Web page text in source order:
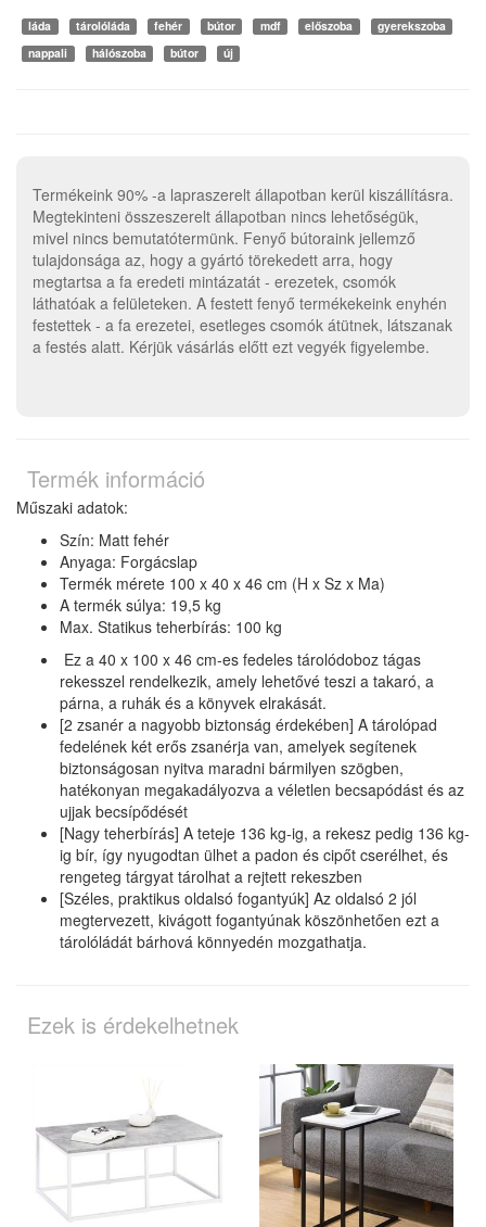
láda tárolóláda fehér bútor mdf előszoba
gyerekszoba
nappali
hálószoba bútor új
Termékeink 90% -a lapraszerelt állapotban kerül kiszállításra.
Megtekinteni összeszerelt állapotban nincs lehetőségük,
mivel nincs bemutatótermünk. Fenyő bútoraink jellemző
tulajdonsága az, hogy a gyártó törekedett arra, hogy
megtartsa a fa eredeti mintázatát - erezetek, csomók
láthatóak a felületeken. A festett fenyő termékekeink enyhén
festettek - a fa erezetei, esetleges csomók átütnek, látszanak
a festés alatt. Kérjük vásárlás előtt ezt vegyék figyelembe.
Termék információ
Műszaki adatok:
Szín: Matt fehér
Anyaga: Forgácslap
Termék mérete 100 x 40 x 46 cm (H x Sz x Ma)
A termék súlya: 19,5 kg
Max. Statikus teherbírás: 100 kg
Ez a 40 x 100 x 46 cm-es fedeles tárolódoboz tágas
rekesszel rendelkezik, amely lehetővé teszi a takaró, a
párna, a ruhák és a könyvek elrakását.
[2 zsanér a nagyobb biztonság érdekében] A tárolópad
fedelének két erős zsanérja van, amelyek segítenek
biztonságosan nyitva maradni bármilyen szögben,
hatékonyan megakadályozva a véletlen becsapódást és az
ujjak becsípődését
[Nagy teherbírás] A teteje 136 kg-ig, a rekesz pedig 136 kg-
ig bír, így nyugodtan ülhet a padon és cipőt cserélhet, és
rengeteg tárgyat tárolhat a rejtett rekeszben
[Széles, praktikus oldalsó fogantyúk] Az oldalsó 2 jól
megtervezett, kivágott fogantyúnak köszönhetően ezt a
tárolóládát bárhová könnyedén mozgathatja.
Ezek is érdekelhetnek